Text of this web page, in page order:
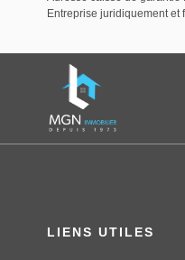
Entreprise juridiquement et
LIENS UTILES